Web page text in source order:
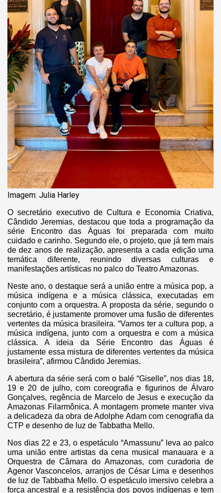
Imagem: Julia Harley
O secretário executivo de Cultura e Economia Criativa,
Cândido Jeremias, destacou que toda a programação da
série Encontro das Águas foi preparada com muito
cuidado e carinho. Segundo ele, o projeto, que já tem mais
de dez anos de realização, apresenta a cada edição uma
temática diferente, reunindo diversas culturas e
manifestações artísticas no palco do Teatro Amazonas.
Neste ano, o destaque será a união entre a música pop, a
música indígena e a música clássica, executadas em
conjunto com a orquestra. A proposta da série, segundo o
secretário, é justamente promover uma fusão de diferentes
vertentes da música brasileira. “Vamos ter a cultura pop, a
música indígena, junto com a orquestra e com a música
clássica. A ideia da Série Encontro das Águas é
justamente essa mistura de diferentes vertentes da música
brasileira”, afirmou Cândido Jeremias.
A abertura da série será com o balé “Giselle”, nos dias 18,
19 e 20 de julho, com coreografia e figurinos de Álvaro
Gonçalves, regência de Marcelo de Jesus e execução da
Amazonas Filarmônica. A montagem promete manter viva
a delicadeza da obra de Adolphe Adam com cenografia da
CTP e desenho de luz de Tabbatha Mello.
Nos dias 22 e 23, o espetáculo “Amassunu” leva ao palco
uma união entre artistas da cena musical manauara e a
Orquestra de Câmara do Amazonas, com curadoria de
Agenor Vasconcelos, arranjos de César Lima e desenhos
de luz de Tabbatha Mello. O espetáculo imersivo celebra a
força ancestral e a resistência dos povos indígenas e tem